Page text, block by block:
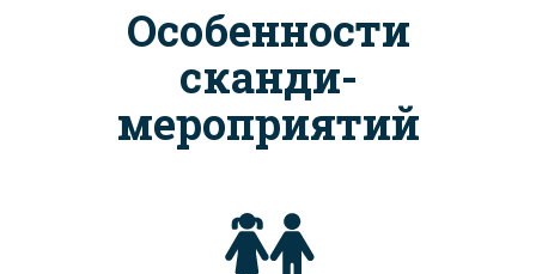
Особенности
сканди-
мероприятий